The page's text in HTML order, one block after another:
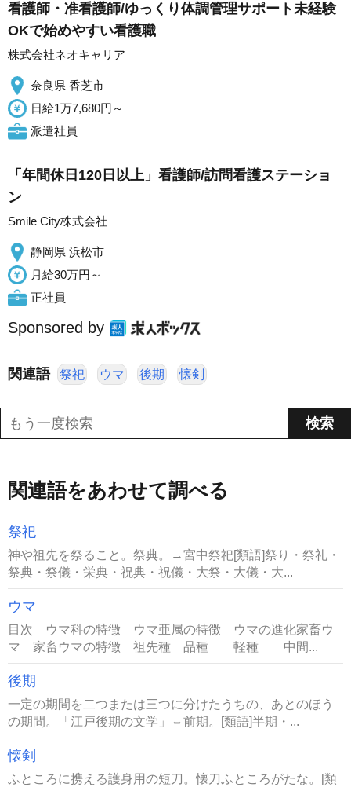
看護師・准看護師/ゆっくり体調管理サポート未経験
OKで始めやすい看護職
株式会社ネオキャリア
奈良県 香芝市
日給1万7,680円～
派遣社員
「年間休日120日以上」看護師/訪問看護ステーショ
ン
Smile City株式会社
静岡県 浜松市
月給30万円～
正社員
Sponsored by
関連語 祭祀 ウマ 後期 懐剣
関連語をあわせて調べる
祭祀
神や祖先を祭ること。祭典。→宮中祭祀[類語]祭り・祭礼・
祭典・祭儀・栄典・祝典・祝儀・大祭・大儀・大...
ウマ
目次 ウマ科の特徴 ウマ亜属の特徴 ウマの進化家畜ウ
マ 家畜ウマの特徴 祖先種 品種 軽種 中間...
後期
一定の期間を二つまたは三つに分けたうちの、あとのほう
の期間。「江戸後期の文学」⇔前期。[類語]半期・...
懐剣
ふところに携える護身用の短刀。懐刀ふところがたな。[類